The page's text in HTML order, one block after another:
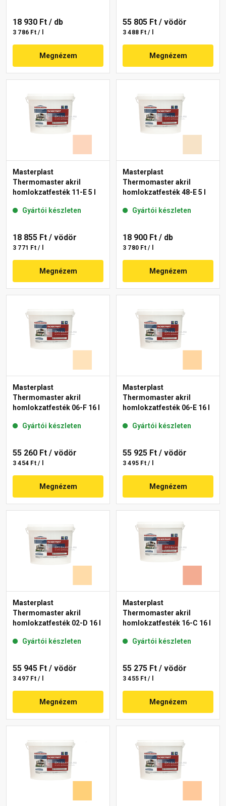
18 930 Ft / db
3 786 Ft / l
Megnézem
55 805 Ft / vödör
3 488 Ft / l
Megnézem
Masterplast
Thermomaster akril
homlokzatfesték 11-E 5 l
Gyártói készleten
18 855 Ft / vödör
3 771 Ft / l
Megnézem
Masterplast
Thermomaster akril
homlokzatfesték 48-E 5 l
Gyártói készleten
18 900 Ft / db
3 780 Ft / l
Megnézem
Masterplast
Thermomaster akril
homlokzatfesték 06-F 16 l
Gyártói készleten
55 260 Ft / vödör
3 454 Ft / l
Megnézem
Masterplast
Thermomaster akril
homlokzatfesték 06-E 16 l
Gyártói készleten
55 925 Ft / vödör
3 495 Ft / l
Megnézem
Masterplast
Thermomaster akril
homlokzatfesték 02-D 16 l
Gyártói készleten
55 945 Ft / vödör
3 497 Ft / l
Megnézem
Masterplast
Thermomaster akril
homlokzatfesték 16-C 16 l
Gyártói készleten
55 275 Ft / vödör
3 455 Ft / l
Megnézem